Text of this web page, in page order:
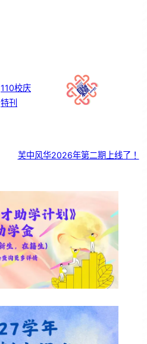
110校庆
特刊
芙中风华2026年第二期上线了！